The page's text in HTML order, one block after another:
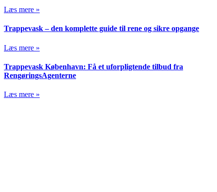
Læs mere »
Trappevask – den komplette guide til rene og sikre opgange
Læs mere »
Trappevask København: Få et uforpligtende tilbud fra
RengøringsAgenterne
Læs mere »